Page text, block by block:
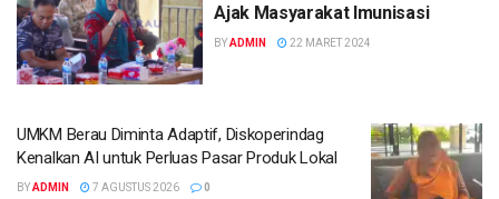
Ajak Masyarakat Imunisasi
BYADMIN 22 MARET 2024
UMKM Berau Diminta Adaptif, Diskoperindag
Kenalkan AI untuk Perluas Pasar Produk Lokal
BYADMIN 7 AGUSTUS 2026 0